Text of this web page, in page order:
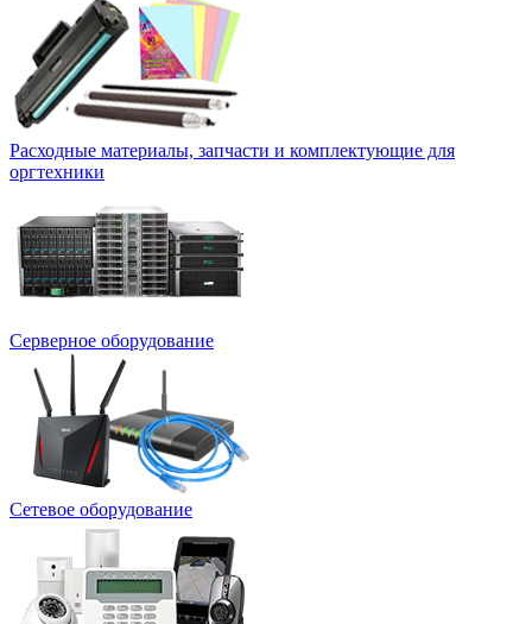
Расходные материалы, запчасти и комплектующие для
оргтехники
Серверное оборудование
Сетевое оборудование